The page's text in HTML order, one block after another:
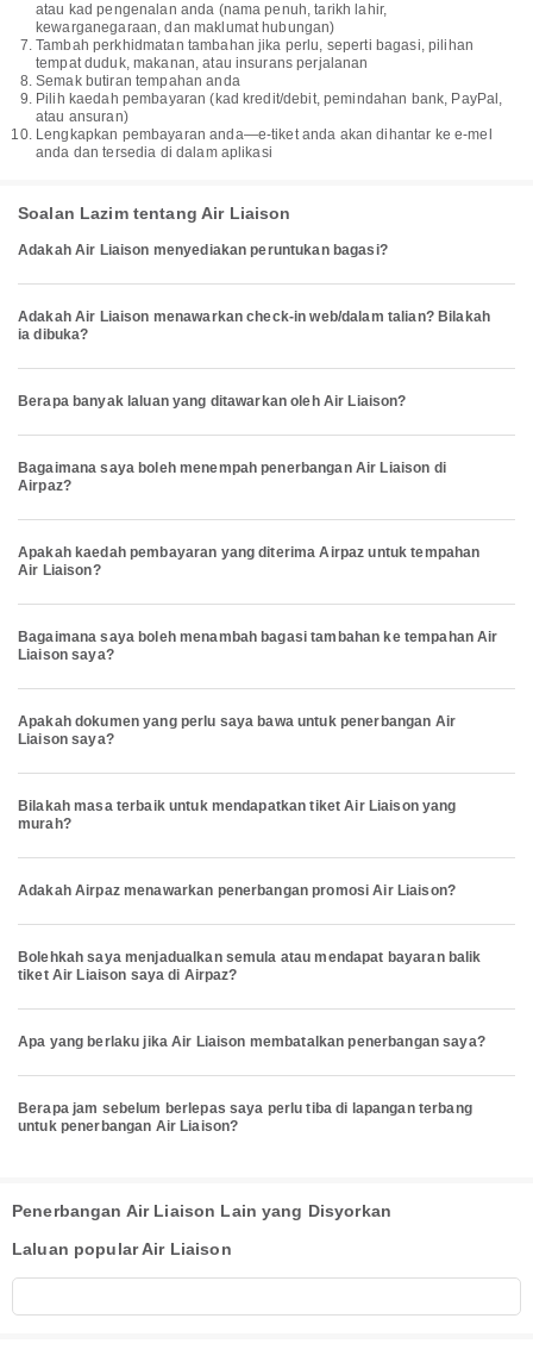
atau kad pengenalan anda (nama penuh, tarikh lahir,
kewarganegaraan, dan maklumat hubungan)
Tambah perkhidmatan tambahan jika perlu, seperti bagasi, pilihan
tempat duduk, makanan, atau insurans perjalanan
Semak butiran tempahan anda
Pilih kaedah pembayaran (kad kredit/debit, pemindahan bank, PayPal,
atau ansuran)
Lengkapkan pembayaran anda—e-tiket anda akan dihantar ke e-mel
anda dan tersedia di dalam aplikasi
Soalan Lazim tentang Air Liaison
Adakah Air Liaison menyediakan peruntukan bagasi?
Adakah Air Liaison menawarkan check-in web/dalam talian? Bilakah
ia dibuka?
Berapa banyak laluan yang ditawarkan oleh Air Liaison?
Bagaimana saya boleh menempah penerbangan Air Liaison di
Airpaz?
Apakah kaedah pembayaran yang diterima Airpaz untuk tempahan
Air Liaison?
Bagaimana saya boleh menambah bagasi tambahan ke tempahan Air
Liaison saya?
Apakah dokumen yang perlu saya bawa untuk penerbangan Air
Liaison saya?
Bilakah masa terbaik untuk mendapatkan tiket Air Liaison yang
murah?
Adakah Airpaz menawarkan penerbangan promosi Air Liaison?
Bolehkah saya menjadualkan semula atau mendapat bayaran balik
tiket Air Liaison saya di Airpaz?
Apa yang berlaku jika Air Liaison membatalkan penerbangan saya?
Berapa jam sebelum berlepas saya perlu tiba di lapangan terbang
untuk penerbangan Air Liaison?
Penerbangan Air Liaison Lain yang Disyorkan
Laluan popular Air Liaison